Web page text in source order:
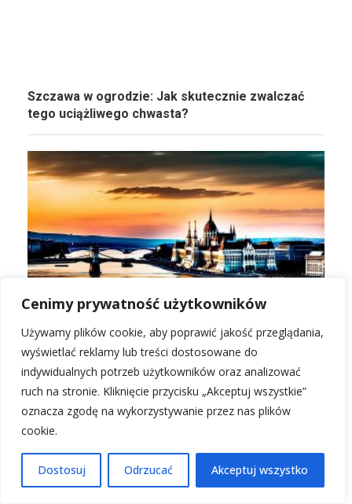
Cenimy prywatność użytkowników
Używamy plików cookie, aby poprawić jakość przeglądania,
wyświetlać reklamy lub treści dostosowane do
indywidualnych potrzeb użytkowników oraz analizować
ruch na stronie. Kliknięcie przycisku „Akceptuj wszystkie”
oznacza zgodę na wykorzystywanie przez nas plików
cookie.
Dostosuj Odrzucać Akceptuj wszystko
Szczawa w ogrodzie: Jak skutecznie zwalczać
tego uciążliwego chwasta?